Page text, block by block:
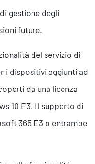
gestione degli
future.
del servizio di
i dispositivi aggiunti ad
da una licenza
10 E3. Il supporto di
365 E3 o entrambe